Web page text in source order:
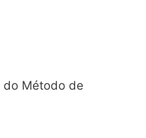
do Método de